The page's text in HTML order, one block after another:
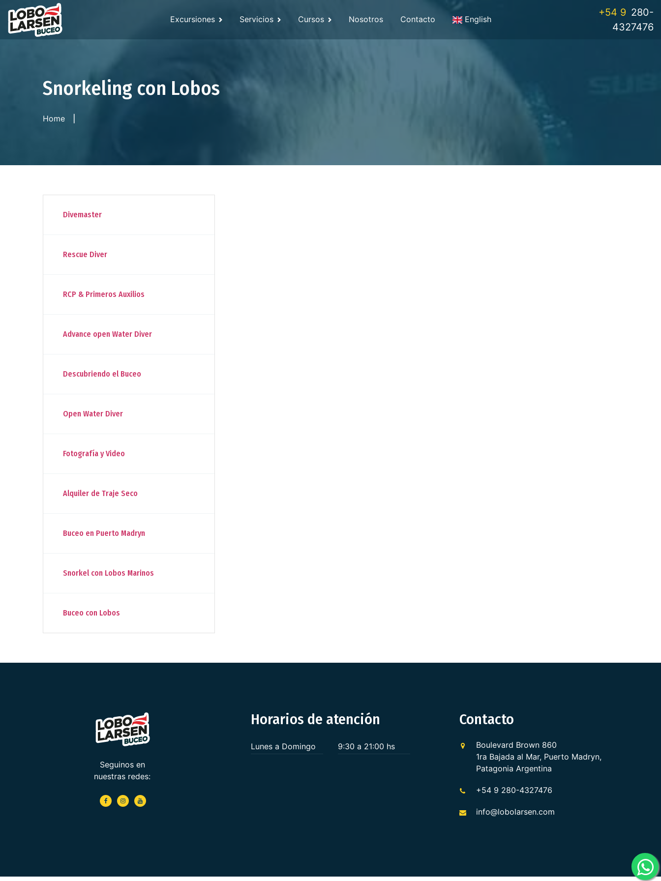
Excursiones Servicios Cursos Nosotros Contacto English
+54 9 280-
4327476
Snorkeling con Lobos
Home
Divemaster
Rescue Diver
RCP & Primeros Auxilios
Advance open Water Diver
Descubriendo el Buceo
Open Water Diver
Fotografía y Video
Alquiler de Traje Seco
Buceo en Puerto Madryn
Snorkel con Lobos Marinos
Buceo con Lobos
Seguinos en
nuestras redes:
Horarios de atención
Lunes a Domingo 9:30 a 21:00 hs
Contacto
Boulevard Brown 860
1ra Bajada al Mar, Puerto Madryn,
Patagonia Argentina
+54 9 280-4327476
info@lobolarsen.com